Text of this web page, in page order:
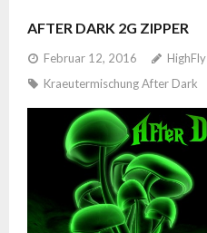
AFTER DARK 2G ZIPPER
Februar 12, 2016 HighFly
Kraeutermischung After Dark